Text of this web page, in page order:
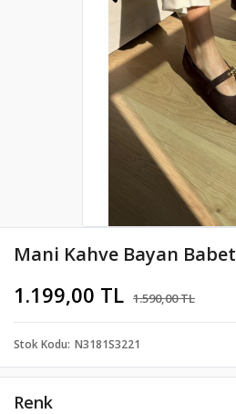
Mani Kahve Bayan Babet
1.199,00 TL 1.590,00 TL
Stok Kodu N3181S3221
Renk